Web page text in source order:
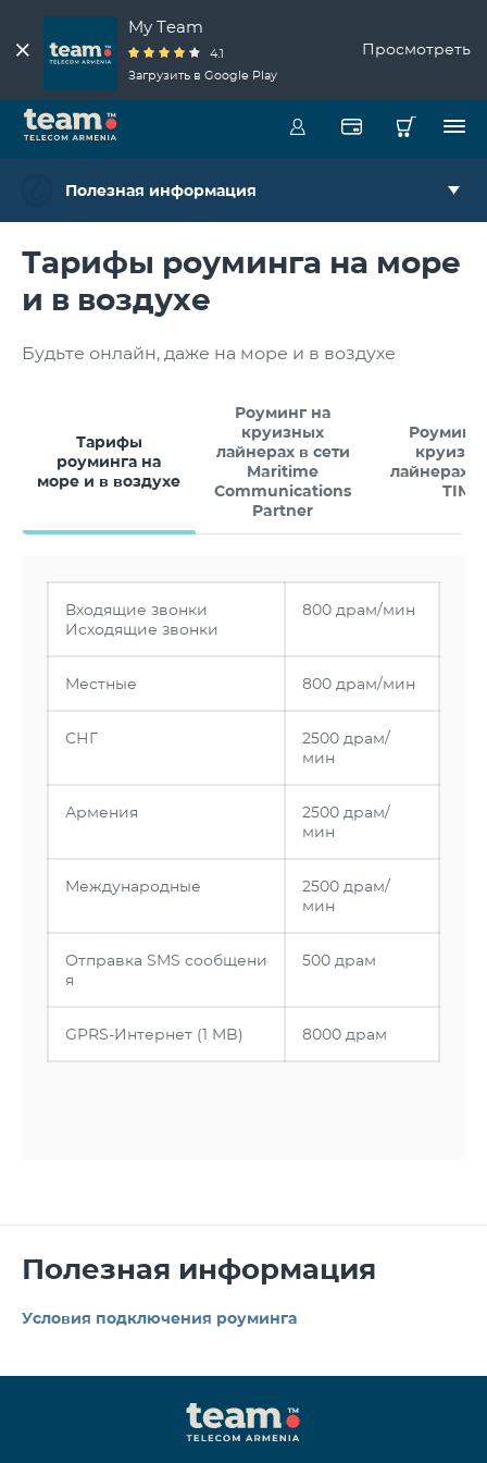
My Team
4.1
Загрузить в Google Play
Просмотреть
Полезная информация
Тарифы роуминга на море
и в воздухе
Будьте онлайн, даже на море и в воздухе
Тарифы
роуминга на
море и в воздухе
Роуминг на
круизных
лайнерах в сети
Maritime
Communications
Partner
Роуминг
лайнерах в
TIM
Входящие звонки
Исходящие звонки
800 драм/мин
Местные 800 драм/мин
СНГ
2500 драм/
мин
Армения
2500 драм/
мин
Международные
2500 драм/
мин
Отправка SMS сообщени
я
500 драм
GPRS-Интернет (1 MB) 8000 драм
Полезная информация
Условия подключения роуминга